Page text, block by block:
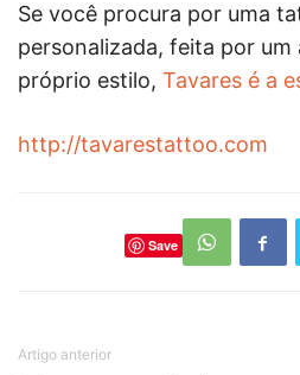
Se você procura por uma
personalizada, feita por um
próprio estilo, Tavares é a
http://tavarestattoo.com
Save
Artigo anterior